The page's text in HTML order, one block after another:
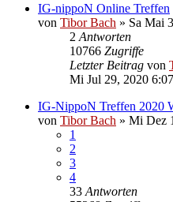
IG-nippoN Online Treffen
von Tibor Bach » Sa Mai
2 Antworten
10766 Zugriffe
Letzter Beitrag von
Mi Jul 29, 2020
IG-NippoN Treffen 2020
von Tibor Bach » Mi Dez
1
2
3
4
33 Antworten